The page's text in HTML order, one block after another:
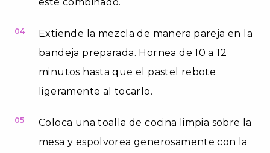
04
Extiende la mezcla de manera pareja en la
bandeja preparada. Hornea de 10 a 12
minutos hasta que el pastel rebote
ligeramente al tocarlo.
05
Coloca una toalla de cocina limpia sobre la
mesa y espolvorea generosamente con la